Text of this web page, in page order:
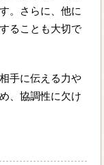
。さらに、他に
ることも大切で
手に伝える力や
、協調性に欠け